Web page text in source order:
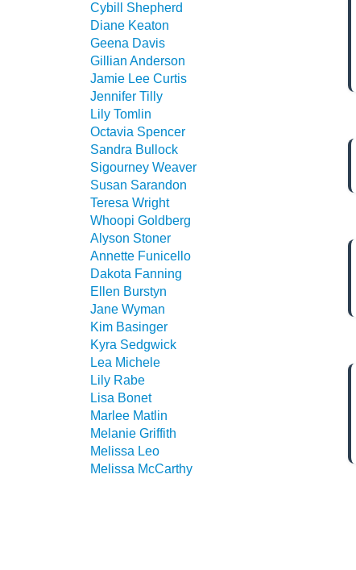
Cybill Shepherd
Diane Keaton
Geena Davis
Gillian Anderson
Jamie Lee Curtis
Jennifer Tilly
Lily Tomlin
Octavia Spencer
Sandra Bullock
Sigourney Weaver
Susan Sarandon
Teresa Wright
Whoopi Goldberg
Alyson Stoner
Annette Funicello
Dakota Fanning
Ellen Burstyn
Jane Wyman
Kim Basinger
Kyra Sedgwick
Lea Michele
Lily Rabe
Lisa Bonet
Marlee Matlin
Melanie Griffith
Melissa Leo
Melissa McCarthy